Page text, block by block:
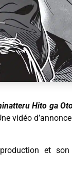
Hito ga
vidéo
et son